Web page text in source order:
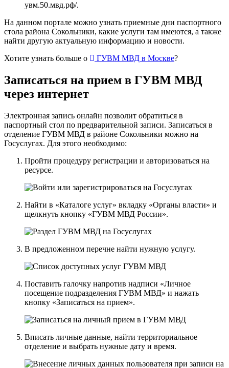
увм.50.мвд.рф/.
На данном портале можно узнать приемные дни паспортного
стола района Сокольники, какие услуги там имеются, а также
найти другую актуальную информацию и новости.
Хотите узнать больше о
ГУВМ МВД в Москве?
Записаться на прием в ГУВМ МВД
через интернет
Электронная запись онлайн позволит обратиться в
паспортный стол по предварительной записи. Записаться в
отделение ГУВМ МВД в районе Сокольники можно на
Госуслугах. Для этого необходимо:
Пройти процедуру регистрации и авторизоваться на
ресурсе.
Найти в «Каталоге услуг» вкладку «Органы власти» и
щелкнуть кнопку «ГУВМ МВД России».
В предложенном перечне найти нужную услугу.
Поставить галочку напротив надписи «Личное
посещение подразделения ГУВМ МВД» и нажать
кнопку «Записаться на прием».
Вписать личные данные, найти территориальное
отделение и выбрать нужные дату и время.